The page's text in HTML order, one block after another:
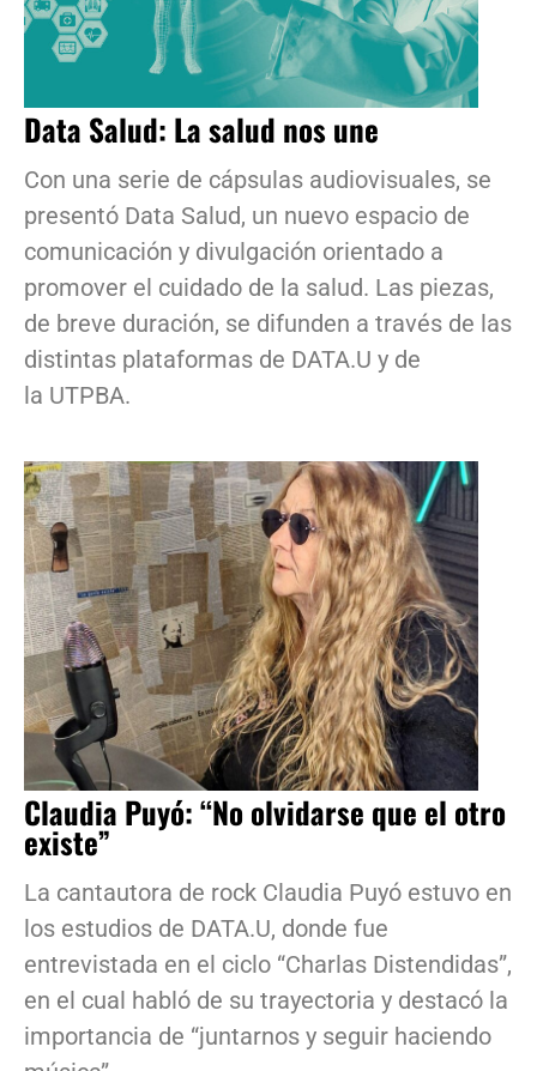
Data Salud: La salud nos une
Con una serie de cápsulas audiovisuales, se
presentó Data Salud, un nuevo espacio de
comunicación y divulgación orientado a
promover el cuidado de la salud. Las piezas,
de breve duración, se difunden a través de las
distintas plataformas de DATA.U y de
la UTPBA.
Claudia Puyó: “No olvidarse que el otro
existe”
La cantautora de rock Claudia Puyó estuvo en
los estudios de DATA.U, donde fue
entrevistada en el ciclo “Charlas Distendidas”,
en el cual habló de su trayectoria y destacó la
importancia de “juntarnos y seguir haciendo